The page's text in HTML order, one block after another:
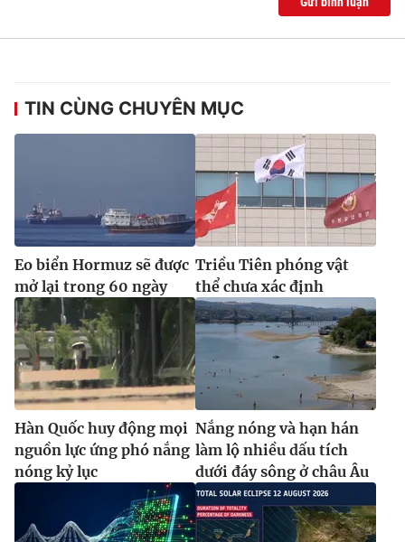
Email:toasoan@vtv.vn
® Cấm sao chép dưới mọi hình thức nếu không có sự chấp
thuận bằng văn bản. Ghi rõ nguồn VTV.vn khi phát hành lại
thông tin từ website này.
TIN CÙNG CHUYÊN MỤC
Eo biển Hormuz sẽ được
mở lại trong 60 ngày
Triều Tiên phóng vật
thể chưa xác định
Hàn Quốc huy động mọi
nguồn lực ứng phó nắng
nóng kỷ lục
Nắng nóng và hạn hán
làm lộ nhiều dấu tích
dưới đáy sông ở châu Âu